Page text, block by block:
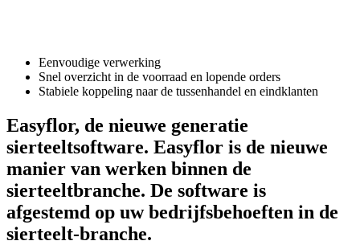
Eenvoudige verwerking
Snel overzicht in de voorraad en lopende orders
Stabiele koppeling naar de tussenhandel en eindklanten
Easyflor, de nieuwe generatie
sierteeltsoftware. Easyflor is de nieuwe
manier van werken binnen de
sierteeltbranche. De software is
afgestemd op uw bedrijfsbehoeften in de
sierteelt-branche.